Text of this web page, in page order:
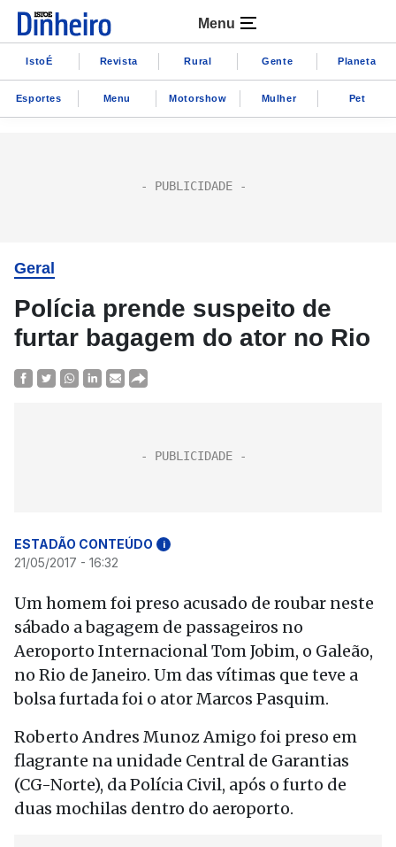
Menu
IstoÉ Revista Rural Gente Planeta
Esportes Menu Motorshow Mulher Pet
Geral
Polícia prende suspeito de
furtar bagagem do ator no Rio
ESTADÃO CONTEÚDO i
21/05/2017 - 16:32
Um homem foi preso acusado de roubar neste
sábado a bagagem de passageiros no
Aeroporto Internacional Tom Jobim, o Galeão,
no Rio de Janeiro. Um das vítimas que teve a
bolsa furtada foi o ator Marcos Pasquim.
Roberto Andres Munoz Amigo foi preso em
flagrante na unidade Central de Garantias
(CG-Norte), da Polícia Civil, após o furto de
duas mochilas dentro do aeroporto.